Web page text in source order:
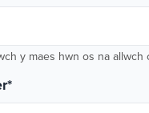
y maes hwn os na
*